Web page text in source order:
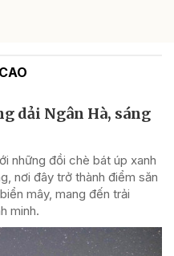
dải Ngân Hà, sáng
những đồi chè bát úp xanh
nơi đây trở thành điểm săn
mây, mang đến trải
minh.